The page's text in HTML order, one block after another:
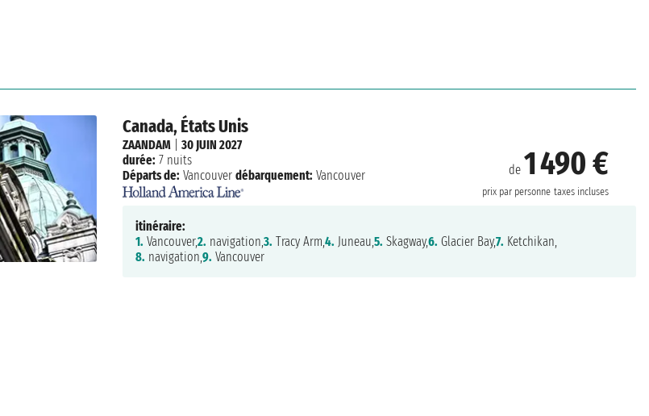
Canada, États Unis
de 1 490 €
prix par personne taxes incluses
ZAANDAM| 30 JUIN 2027
durée: 7 nuits
Départs de: Vancouver débarquement: Vancouver
itinéraire:
1. Vancouver,2. navigation, 3. Tracy Arm, 4. Juneau, 5. Skagway,6. Glacier Bay,7. Ketchikan,
8. navigation, 9. Vancouver